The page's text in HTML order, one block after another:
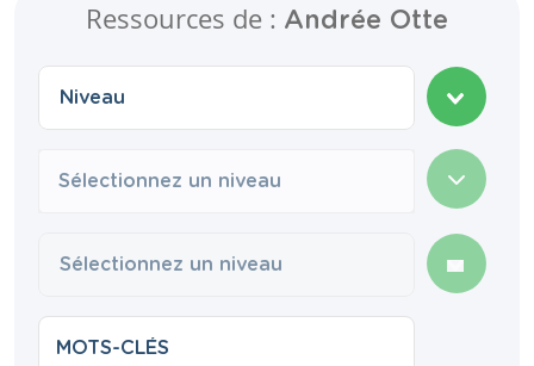
Ressources de : Andrée Otte
Sélectionnez un niveau